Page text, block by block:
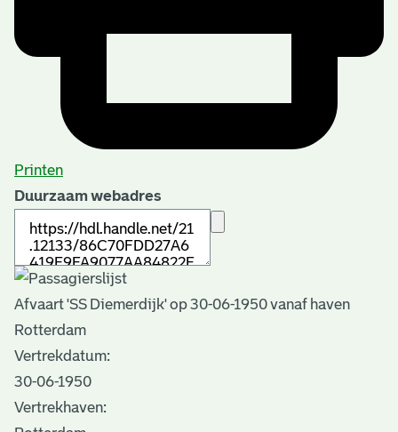
Printen
Duurzaam webadres
Afvaart 'SS Diemerdijk' op 30-06-1950 vanaf haven
Rotterdam
Vertrekdatum:
30-06-1950
Vertrekhaven: